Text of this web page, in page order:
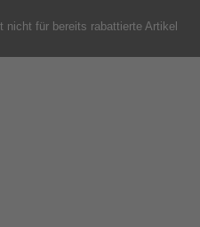
nicht für bereits rabattierte Artikel